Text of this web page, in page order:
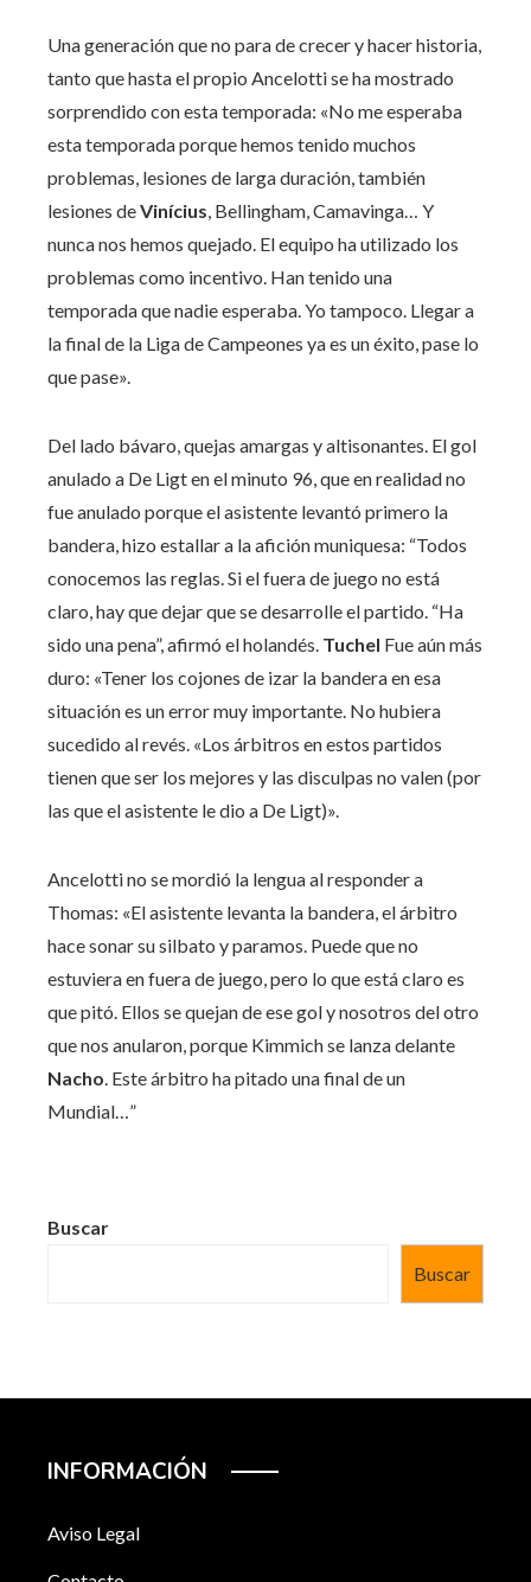
Una generación que no para de crecer y hacer historia,
tanto que hasta el propio Ancelotti se ha mostrado
sorprendido con esta temporada: «No me esperaba
esta temporada porque hemos tenido muchos
problemas, lesiones de larga duración, también
lesiones deVinícius, Bellingham, Camavinga… Y
nunca nos hemos quejado. El equipo ha utilizado los
problemas como incentivo. Han tenido una
temporada que nadie esperaba. Yo tampoco. Llegar a
la final de la Liga de Campeones ya es un éxito, pase lo
que pase».
Del lado bávaro, quejas amargas y altisonantes. El gol
anulado a De Ligt en el minuto 96, que en realidad no
fue anulado porque el asistente levantó primero la
bandera, hizo estallar a la afición muniquesa: “Todos
conocemos las reglas. Si el fuera de juego no está
claro, hay que dejar que se desarrolle el partido. “Ha
sido una pena”, afirmó el holandés. Tuchel Fue aún más
duro: «Tener los cojones de izar la bandera en esa
situación es un error muy importante. No hubiera
sucedido al revés. «Los árbitros en estos partidos
tienen que ser los mejores y las disculpas no valen (por
las que el asistente le dio a De Ligt)».
Ancelotti no se mordió la lengua al responder a
Thomas: «El asistente levanta la bandera, el árbitro
hace sonar su silbato y paramos. Puede que no
estuviera en fuera de juego, pero lo que está claro es
que pitó. Ellos se quejan de ese gol y nosotros del otro
que nos anularon, porque Kimmich se lanza delante
Nacho. Este árbitro ha pitado una final de un
Mundial…”
Buscar
Buscar
INFORMACIÓN
Aviso Legal